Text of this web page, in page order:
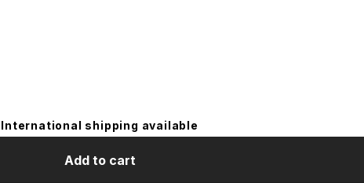
International shipping available
Add to cart